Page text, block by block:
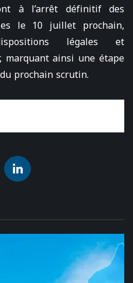
à l’arrêt définitif des
le 10 juillet prochain,
légales et
marquant ainsi une étape
prochain scrutin.